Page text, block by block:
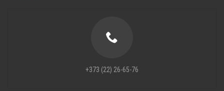
+373 (22) 26-65-76